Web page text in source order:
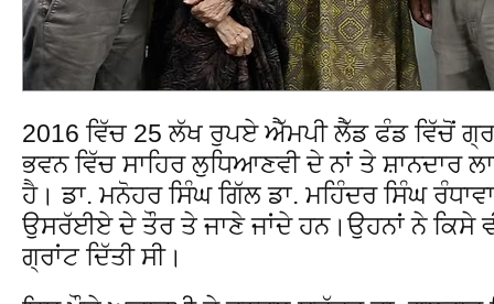
2016 ਵਿੱਚ 25 ਲੱਖ ਰੁਪਏ ਐੱਮਪੀ ਲੈੱਡ ਫੰਡ ਵਿੱਚੋਂ
ਭਵਨ ਵਿੱਚ ਸਾਹਿਰ ਲੁਧਿਆਣਵੀ ਦੇ ਨਾਂ ਤੇ ਸ਼ਾਨਦਾਰ
ਹੈ। ਡਾ. ਮਨੋਹਰ ਸਿੰਘ ਗਿੱਲ ਡਾ. ਮਹਿੰਦਰ ਸਿੰਘ
ਉਸਰੱਈਏ ਦੇ ਤੌਰ ਤੇ ਜਾਣੇ ਜਾਂਦੇ ਹਨ।ਉਹਨਾਂ ਨੇ ਕਿਸੇ
ਗ੍ਰਾਂਟ ਦਿੱਤੀ ਸੀ।